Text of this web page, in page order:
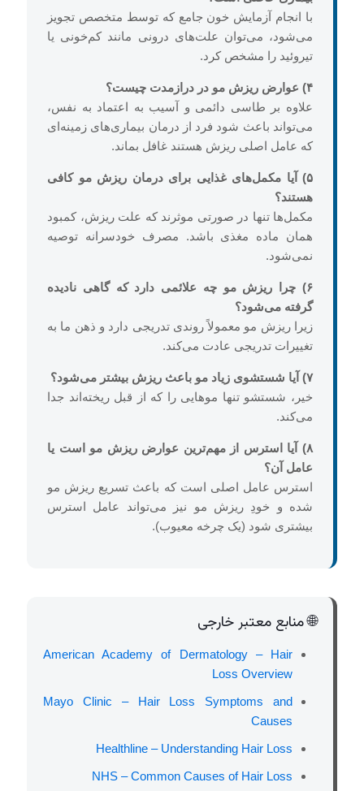
با انجام آزمایش خون جامع که توسط متخصص تجویز
می‌شود، می‌توان علت‌های درونی مانند کم‌خونی یا
تیروئید را مشخص کرد.
۴) عوارض ریزش مو در درازمدت چیست؟
علاوه بر طاسی دائمی و آسیب به اعتماد به نفس،
می‌تواند باعث شود فرد از درمان بیماری‌های زمینه‌ای
که عامل اصلی ریزش هستند غافل بماند.
۵) آیا مکمل‌های غذایی برای درمان ریزش مو کافی
هستند؟
مکمل‌ها تنها در صورتی موثرند که علت ریزش، کمبود
همان ماده مغذی باشد. مصرف خودسرانه توصیه
نمی‌شود.
۶) چرا ریزش مو چه علائمی دارد که گاهی نادیده
گرفته می‌شود؟
زیرا ریزش مو معمولاً روندی تدریجی دارد و ذهن ما به
تغییرات تدریجی عادت می‌کند.
۷) آیا شستشوی زیاد مو باعث ریزش بیشتر می‌شود؟
خیر، شستشو تنها موهایی را که از قبل ریخته‌اند جدا
می‌کند.
۸) آیا استرس از مهم‌ترین عوارض ریزش مو است یا
عامل آن؟
استرس عامل اصلی است که باعث تسریع ریزش مو
شده و خودِ ریزش مو نیز می‌تواند عامل استرس
بیشتری شود (یک چرخه معیوب).
🌐 منابع معتبر خارجی
American Academy of Dermatology – Hair
Loss Overview
Mayo Clinic – Hair Loss Symptoms and
Causes
Healthline – Understanding Hair Loss
NHS – Common Causes of Hair Loss